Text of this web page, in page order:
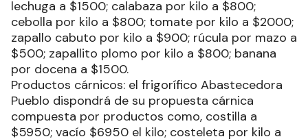
lechuga a $1500; calabaza por kilo a $800;
cebolla por kilo a $800; tomate por kilo a $2000;
zapallo cabuto por kilo a $900; rúcula por mazo a
$500; zapallito plomo por kilo a $800; banana
por docena a $1500.
Productos cárnicos: el frigorífico Abastecedora
Pueblo dispondrá de su propuesta cárnica
compuesta por productos como, costilla a
$5950; vacío $6950 el kilo; costeleta por kilo a